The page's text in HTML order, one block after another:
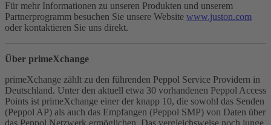
Für mehr Informationen zu unseren Produkten und unserem
Partnerprogramm besuchen Sie unsere Website www.juston.com
oder kontaktieren Sie uns direkt.
Über primeXchange
primeXchange zählt zu den führenden Peppol Service Providern in
Deutschland. Unter den aktuell etwa 30 vorhandenen Peppol Access
Points ist primeXchange einer der knapp 10, die sowohl das Senden
(Peppol AP) als auch das Empfangen (Peppol SMP) von Daten über